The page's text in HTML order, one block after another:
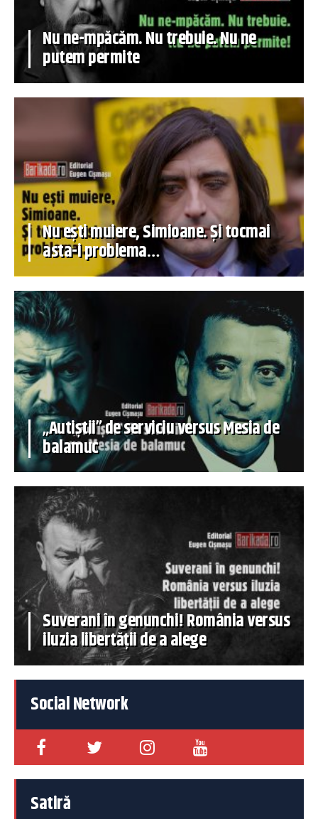
Nu ne-mpăcăm. Nu trebuie. Nu ne
putem permite
Nu ești muiere, Simioane. Și tocmai
asta-i problema…
„Autiștii” de serviciu versus Mesia de
balamuc
Suverani în genunchi! România versus
iluzia libertății de a alege
Social Network
Satiră